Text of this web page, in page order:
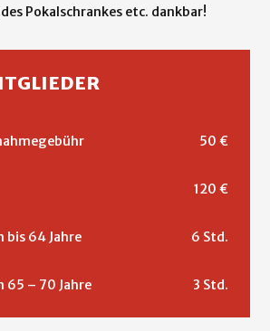
Pokalschrankes etc. dankbar!
50 €
120 €
bis 64 Jahre 6 Std.
65 – 70 Jahre 3 Std.